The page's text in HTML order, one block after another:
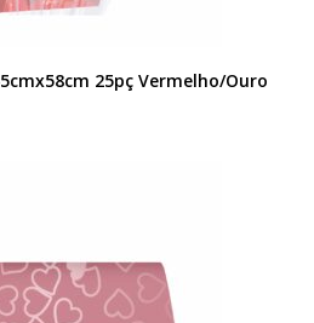
25pç Vermelho/Ouro